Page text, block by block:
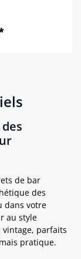
de bar
des
dans votre
au style
parfaits
pratique.